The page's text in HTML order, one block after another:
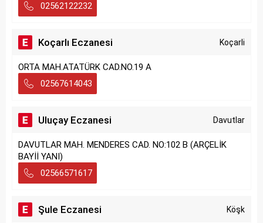
02562122232
Koçarlı Eczanesi Koçarli
ORTA MAH.ATATÜRK CAD.NO.19 A
02567614043
Uluçay Eczanesi Davutlar
DAVUTLAR MAH. MENDERES CAD. NO:102 B (ARÇELİK
BAYİİ YANI)
02566571617
Şule Eczanesi Köşk